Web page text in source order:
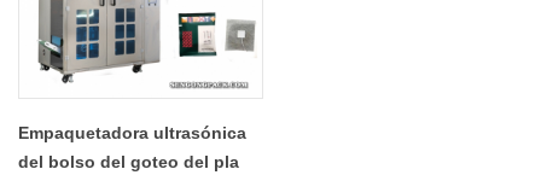
Empaquetadora ultrasónica
del bolso del goteo del pla